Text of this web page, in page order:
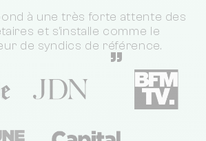
à une très forte attente des
et s'installe comme le
de syndics de référence.
”